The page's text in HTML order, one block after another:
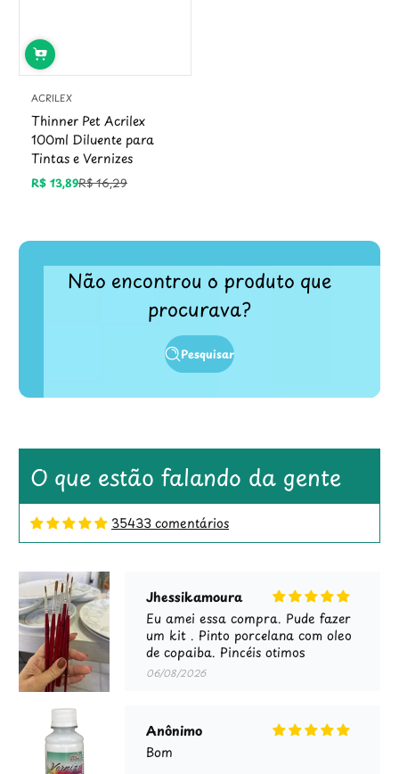
ACRILEX
Thinner Pet Acrilex
100ml Diluente para
Tintas e Vernizes
Preço
R$ 13,89
Preço
R$ 16,29
Não encontrou o produto que
procurava?
Pesquisar
O que estão falando da gente
35433 comentários
Jhessikamoura
Eu amei essa compra. Pude fazer
um kit . Pinto porcelana com oleo
de copaiba. Pincéis otimos
06/08/2026
Anônimo
Bom